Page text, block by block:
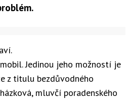
Jedinou jeho možností je
z titulu bezdůvodného
mluvčí poradenského